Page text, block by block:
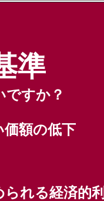
準
ですか？
価額の低下
られる経済的